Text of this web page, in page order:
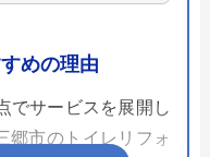
めの理由
でサービスを展開し
郷市のトイレリフォ